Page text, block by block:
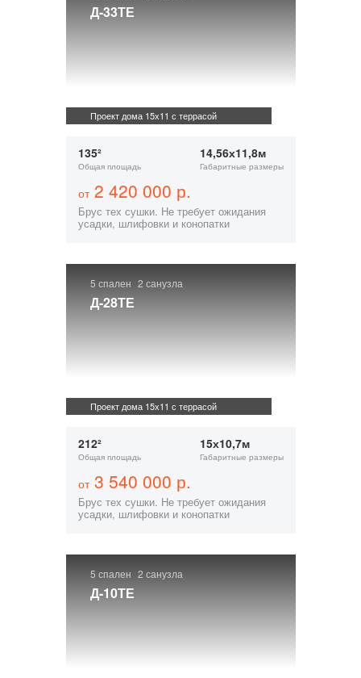
Д-33ТЕ
Проект дома 15х11 с террасой
135²
Общая площадь
14,56х11,8м
Габаритные размеры
от2 420 000 р.
Брус тех сушки. Не требует ожидания
усадки, шлифовки и конопатки
5 спален 2 санузла
Д-28ТЕ
Проект дома 15х11 с террасой
212²
Общая площадь
15х10,7м
Габаритные размеры
от3 540 000 р.
Брус тех сушки. Не требует ожидания
усадки, шлифовки и конопатки
5 спален 2 санузла
Д-10ТЕ